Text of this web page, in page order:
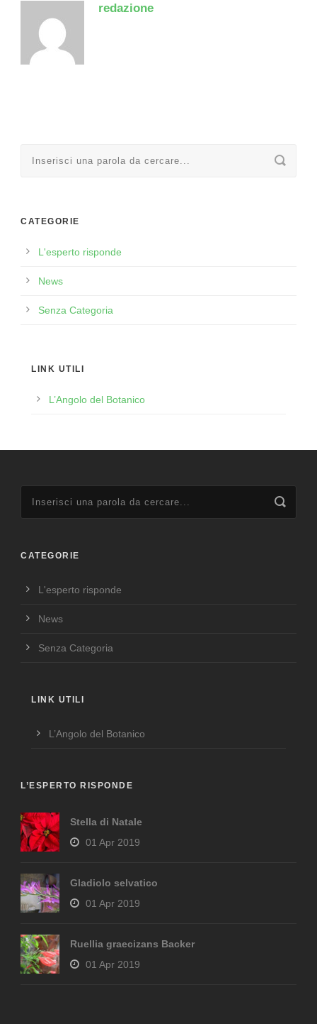
redazione
CATEGORIE
L'esperto risponde
News
Senza Categoria
LINK UTILI
L’Angolo del Botanico
CATEGORIE
L'esperto risponde
News
Senza Categoria
LINK UTILI
L’Angolo del Botanico
L’ESPERTO RISPONDE
Stella di Natale
01 Apr 2019
Gladiolo selvatico
01 Apr 2019
Ruellia graecizans Backer
01 Apr 2019